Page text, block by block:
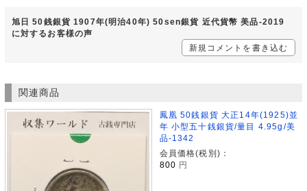
旭日 50銭銀貨 1907年(明治40年) 50sen銀貨 近代貨幣 美品-2019
に対するお客様の声
新規コメントを書き込む
関連商品
鳳凰 50銭銀貨 大正14年(1925)並
年 小型五十銭銀貨/量目 4.95g/美
品-1342
会員価格(税別)：
800 円